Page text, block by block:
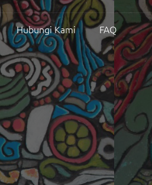
Hubungi Kami FAQ